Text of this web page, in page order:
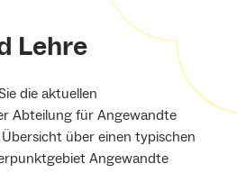
Lehre
die aktuellen
Abteilung für Angewandte
über einen typischen
Angewandte